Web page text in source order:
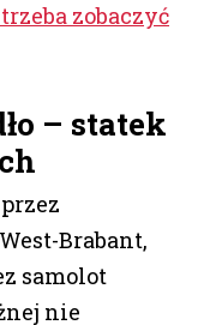
zobaczyć
– statek
Brabant,
samolot
nie